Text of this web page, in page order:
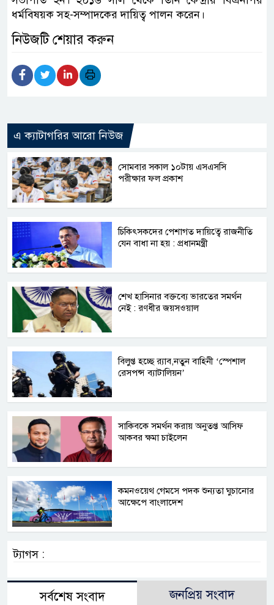
ধর্মবিষয়ক সহ-সম্পাদকের দায়িত্ব পালন করেন।
নিউজটি শেয়ার করুন
এ ক্যাটাগরির আরো নিউজ
সোমবার সকাল ১০টায় এসএসসি
পরীক্ষার ফল প্রকাশ
চিকিৎসকদের পেশাগত দায়িত্বে রাজনীতি
যেন বাধা না হয় : প্রধানমন্ত্রী
শেখ হাসিনার বক্তব্যে ভারতের সমর্থন
নেই : রণধীর জয়সওয়াল
বিলুপ্ত হচ্ছে র‍্যাব,নতুন বাহিনী ‘স্পেশাল
রেসপন্স ব্যাটালিয়ন’
সাকিবকে সমর্থন করায় অনুতপ্ত আসিফ
আকবর ক্ষমা চাইলেন
কমনওয়েথ গেমসে পদক শুন্যতা ঘুচানোর
আক্ষেপে বাংলাদেশ
ট্যাগস :
সর্বশেষ সংবাদ জনপ্রিয় সংবাদ